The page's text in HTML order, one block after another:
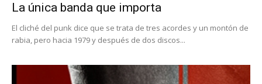
La única banda que importa
El cliché del punk dice que se trata de tres acordes y un montón de
rabia, pero hacia 1979 y después de dos discos...